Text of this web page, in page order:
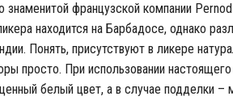
знаменитой французской компании
находится на Барбадосе, однако
Понять, присутствуют в ликере
просто. При использовании
белый цвет, а в случае подделки –